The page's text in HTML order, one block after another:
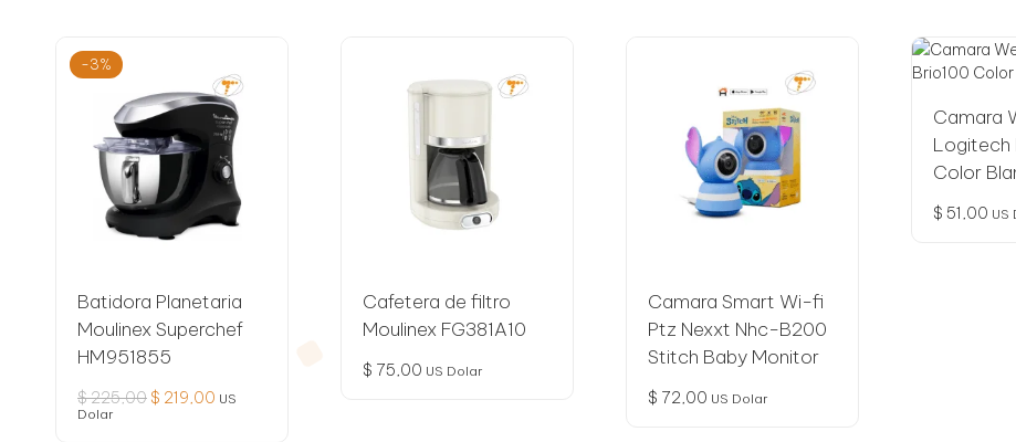
-3%
Batidora Planetaria
Moulinex Superchef
HM951855
$225,00 El
precio
$ 219,00 El
US
Dolar
Cafetera de filtro
Moulinex FG381A10
$ 75,00 US Dolar
Camara Smart Wi-fi
Ptz Nexxt Nhc-B200
Stitch Baby Monitor
$ 72,00 US Dolar
Camara
Logitech
Color
$ 51,00 US